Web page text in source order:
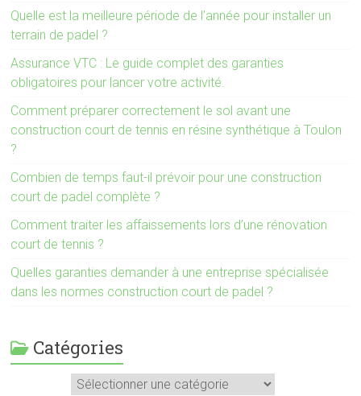
Quelle est la meilleure période de l’année pour installer un
terrain de padel ?
Assurance VTC : Le guide complet des garanties
obligatoires pour lancer votre activité.
Comment préparer correctement le sol avant une
construction court de tennis en résine synthétique à Toulon
?
Combien de temps faut-il prévoir pour une construction
court de padel complète ?
Comment traiter les affaissements lors d’une rénovation
court de tennis ?
Quelles garanties demander à une entreprise spécialisée
dans les normes construction court de padel ?
Catégories